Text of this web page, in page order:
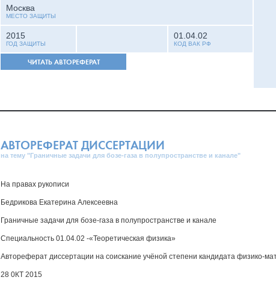
Москва
МЕСТО ЗАЩИТЫ
2015
ГОД ЗАЩИТЫ
01.04.02
КОД ВАК РФ
ЧИТАТЬ АВТОРЕФЕРАТ
АВТОРЕФЕРАТ ДИССЕРТАЦИИ
на тему "Граничные задачи для бозе-газа в полупространстве и канале"
На правах рукописи
Бедрикова Екатерина Алексеевна
Граничные задачи для бозе-газа в полупространстве и канале
Специальность 01.04.02 -«Теоретическая физика»
Автореферат диссертации на соискание учёной степени кандидата физико-
28 0КТ 2015